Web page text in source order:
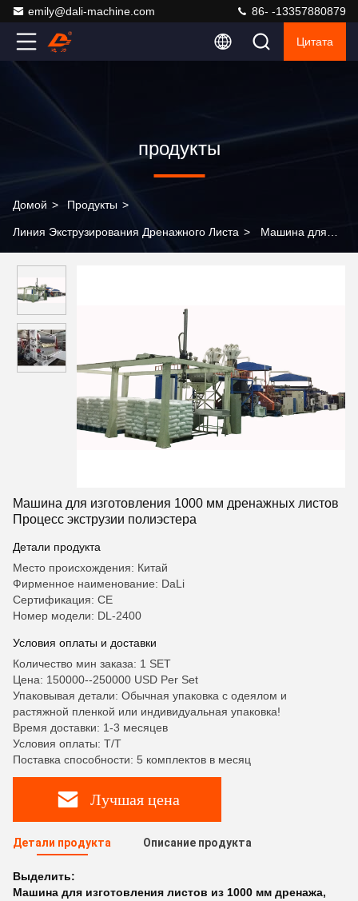
emily@dali-machine.com 86- -13357880879
Цитата
продукты
Домой > Продукты >
Линия Экструзирования Дренажного Листа > Машина для
полиэстера
Машина для изготовления 1000 мм дренажных листов
Процесс экструзии полиэстера
Детали продукта
Место происхождения: Китай
Фирменное наименование: DaLi
Сертификация: CE
Номер модели: DL-2400
Условия оплаты и доставки
Количество мин заказа: 1 SET
Цена: 150000--250000 USD Per Set
Упаковывая детали: Обычная упаковка с одеялом и
растяжной пленкой или индивидуальная упаковка!
Время доставки: 1-3 месяцев
Условия оплаты: T/T
Поставка способности: 5 комплектов в месяц
Лучшая цена
Детали продукта Описание продукта
Выделить:
Машина для изготовления листов из 1000 мм дренажа,